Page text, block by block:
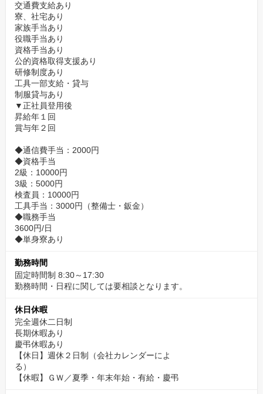
交通費支給あり
寮、社宅あり
家族手当あり
役職手当あり
資格手当あり
公的資格取得支援あり
研修制度あり
工具一部支給・貸与
制服貸与あり
▼正社員登用後
昇給年１回
賞与年２回
◆通信費手当：2000円
◆資格手当
2級：10000円
3級：5000円
検査員：10000円
工具手当：3000円（整備士・鈑金）
◆職務手当
3600円/日
◆単身寮あり
勤務時間
固定時間制 8:30～17:30
勤務時間・日程に関しては要相談となります。
休日休暇
完全週休二日制
長期休暇あり
慶弔休暇あり
【休日】週休２日制（会社カレンダーによ
る）
【休暇】ＧＷ／夏季・年末年始・有給・慶弔